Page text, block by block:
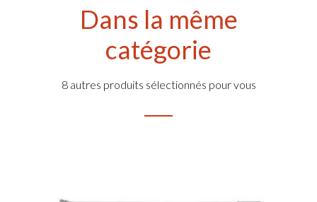
Dans la même
catégorie
8 autres produits sélectionnés pour vous